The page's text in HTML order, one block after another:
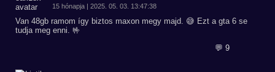
15 hónapja | 2025. 05. 03. 13:47:38
Van 48gb ramom így biztos maxon megy majd. 😅 Ezt a gta 6 se
tudja meg enni. 🤟
💬 9